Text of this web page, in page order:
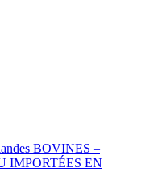
BOVINES –
IMPORTÉES EN